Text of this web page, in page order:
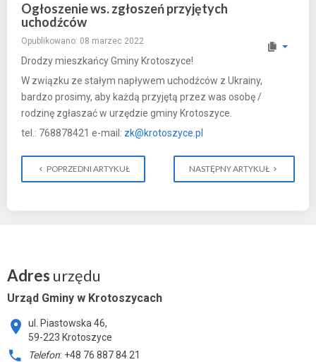
Ogłoszenie ws. zgłoszeń przyjętych
uchodźców
Opublikowano: 08 marzec 2022
Drodzy mieszkańcy Gminy Krotoszyce!
W związku ze stałym napływem uchodźców z Ukrainy,
bardzo prosimy, aby każdą przyjętą przez was osobę /
rodzinę zgłaszać w urzędzie gminy Krotoszyce.
tel.: 768878421 e-mail: zk@krotoszyce.pl
POPRZEDNI ARTYKUŁ NASTĘPNY ARTYKUŁ
Adres urzędu
Urząd Gminy w Krotoszycach
ul. Piastowska 46,
59-223 Krotoszyce
Telefon: +48 76 887 84 21